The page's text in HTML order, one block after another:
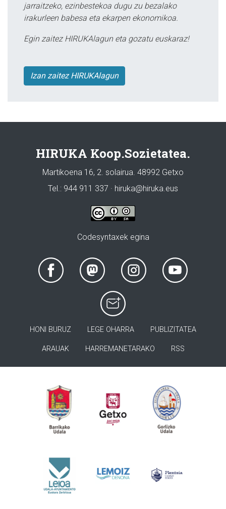
jarraitzeko, ezinbestekoa dugu zu bezalako
irakurleen babesa eta ekarpen ekonomikoa.
Egin zaitez HIRUKAlagun eta gozatu euskaraz!
Izan zaitez HIRUKAlagun
HIRUKA Koop.Sozietatea.
Martikoena 16, 2. solairua. 48992 Getxo
Tel.: 944 911 337 · hiruka@hiruka.eus
Codesyntaxek egina
HONI BURUZ LEGE OHARRA PUBLIZITATEA
ARAUAK HARREMANETARAKO RSS